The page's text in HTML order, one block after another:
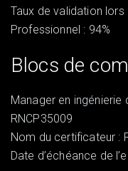
Taux de validation
Professionnel : 94%
Blocs de
Manager en ingénierie
RNCP35009
Nom du certificateur :
Date d’échéance de